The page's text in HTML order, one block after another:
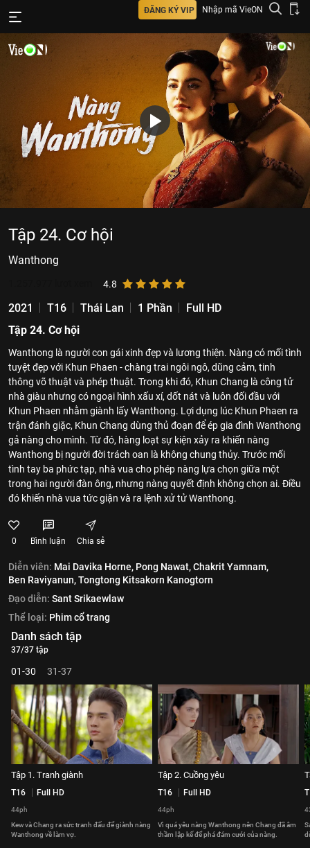
ĐĂNG KÝ VIP Nhập mã VieON
Tập 24. Cơ hội
Wanthong
4.8
2021 T16 Thái Lan 1 Phần
Full HD
Tập 24. Cơ hội
Wanthong là người con gái xinh đẹp và lương thiện. Nàng có mối tình
tuyệt đẹp với Khun Phaen - chàng trai ngôi ngô, dũng cảm, tinh
thông võ thuật và phép thuật. Trong khi đó, Khun Chang là công tử
nhà giàu nhưng có ngoại hình xấu xí, dốt nát và luôn đối đầu với
Khun Phaen nhằm giành lấy Wanthong. Lợi dụng lúc Khun Phaen ra
trận đánh giặc, Khun Chang dùng thủ đoạn để ép gia đình Wanthong
gả nàng cho mình. Từ đó, hàng loạt sự kiện xảy ra khiến nàng
Wanthong bị người đời trách oan là không chung thủy. Trước mối
tình tay ba phức tạp, nhà vua cho phép nàng lựa chọn giữa một
trong hai người đàn ông, nhưng nàng quyết định không chọn ai. Điều
đó khiến nhà vua tức giận và ra lệnh xử tử Wanthong.
0 Bình luận Chia sẻ
Diễn viên: Mai Davika Horne, Pong Nawat,Chakrit Yamnam,
Ben Raviyanun,Tongtong Kitsakorn Kanogtorn
Đạo diễn: Sant Srikaewlaw
Thể loại: Phim cổ trang
Danh sách tập
37/37 tập
01-30 31-37
Tập 1. Tranh giành
T16 Full HD
44ph
Kew và Chang ra sức tranh đấu để giành nàng
Wanthong về làm vợ.
Tập 2. Cuồng yêu
T16 Full HD
44ph
Vì quá yêu nàng Wanthong nên Chang đã âm
thầm lập kế để phá đám cưới của nàng.